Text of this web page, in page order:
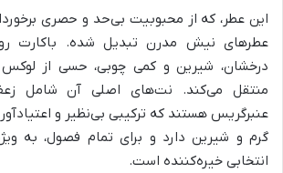
این عطر، که از محبوبیت بی‌حد و حصری
درخشان، شیرین و کمی چوبی، حسی از
منتقل می‌کند. نت‌های اصلی آن شامل
عنبرگریس هستند که ترکیبی بی‌نظیر و
گرم و شیرین دارد و برای تمام فصول، به
انتخابی خیره‌کننده است.